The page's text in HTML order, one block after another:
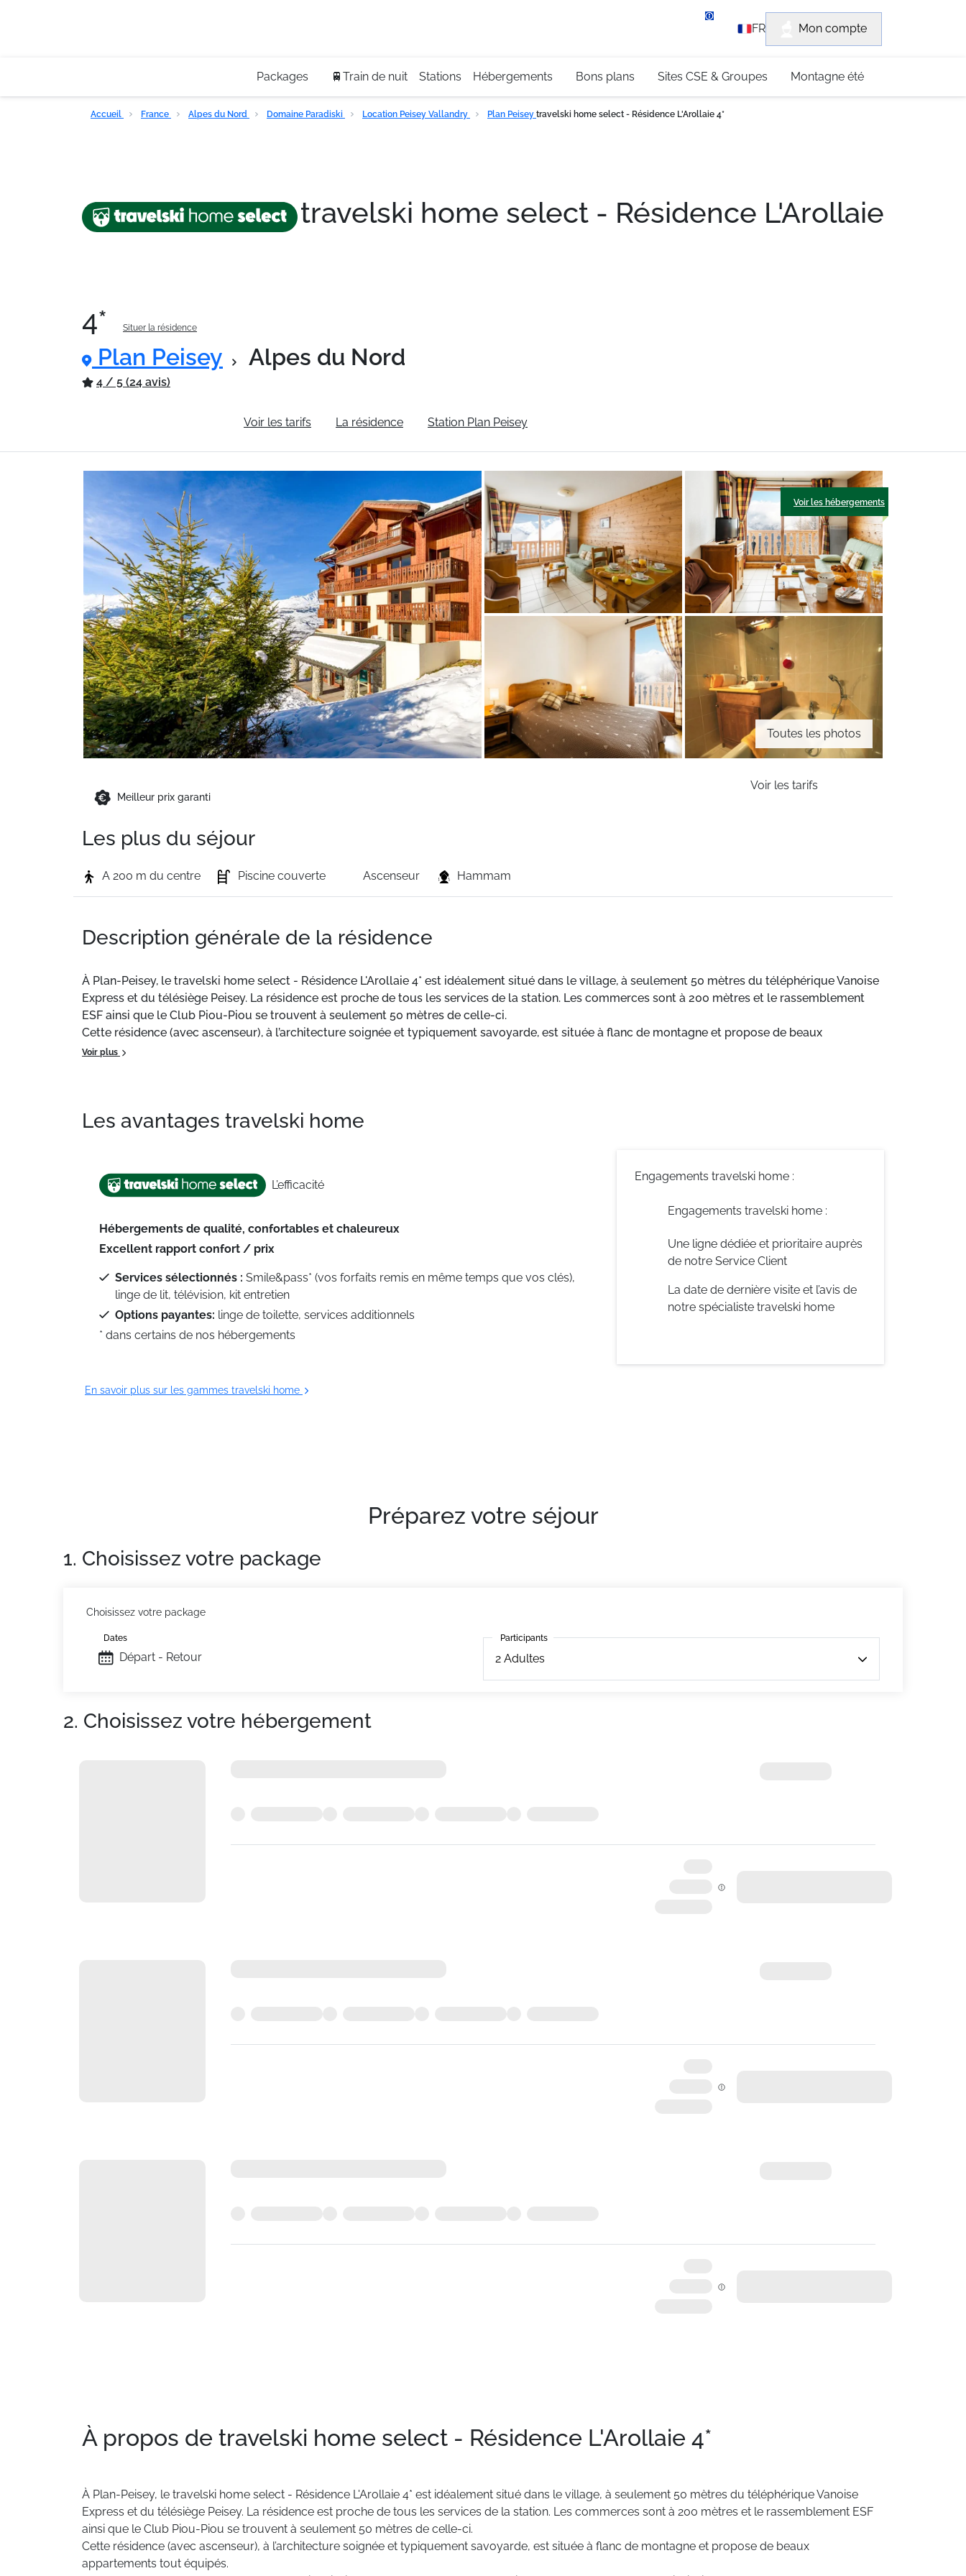
+33 (0)4 79 96 30 69
FR Mon compte
Packages 🚆Train de nuit Stations Hébergements Bons plans Sites CSE & Groupes Montagne été
Accueil France Alpes du Nord Domaine Paradiski Location Peisey Vallandry Plan Peisey travelski home select - Résidence L'Arollaie 4*
travelski home select - Résidence L'Arollaie
4* Situer la résidence
Plan Peisey Alpes du Nord
4 / 5 (24 avis)
Voir les tarifs La résidence Station Plan Peisey
Toutes les photos
Voir les hébergements
Meilleur prix garanti
Voir les tarifs
Les plus du séjour
A 200 m du centre Piscine couverte Ascenseur Hammam
Description générale de la résidence
À Plan-Peisey, le travelski home select - Résidence L'Arollaie 4* est idéalement situé dans le village, à seulement 50 mètres du téléphérique Vanoise
Express et du télésiège Peisey. La résidence est proche de tous les services de la station. Les commerces sont à 200 mètres et le rassemblement
ESF ainsi que le Club Piou-Piou se trouvent à seulement 50 mètres de celle-ci.
Cette résidence (avec ascenseur), à l’architecture soignée et typiquement savoyarde, est située à flanc de montagne et propose de beaux
appartements tout équipés.
Voir plus
Les avantages travelski home
L’efficacité
Hébergements de qualité, confortables et chaleureux
Excellent rapport confort / prix
Services sélectionnés : Smile&pass* (vos forfaits remis en même temps que vos clés),
linge de lit, télévision, kit entretien
Options payantes: linge de toilette, services additionnels
* dans certains de nos hébergements
Engagements travelski home :
Engagements travelski home :
Une ligne dédiée et prioritaire auprès
de notre Service Client
La date de dernière visite et l’avis de
notre spécialiste travelski home
En savoir plus sur les gammes travelski home
Préparez votre séjour
1. Choisissez votre package
Choisissez votre package
Départ - Retour
Dates Participants
2 Adultes
Participants
2. Choisissez votre hébergement
À propos de travelski home select - Résidence L'Arollaie 4*
À Plan-Peisey, le travelski home select - Résidence L'Arollaie 4* est idéalement situé dans le village, à seulement 50 mètres du téléphériqueVanoise
Express et du télésiège Peisey. La résidence est proche de tous les services de la station. Les commerces sont à 200 mètres et le rassemblement ESF
ainsi que le Club Piou-Piou se trouvent à seulement 50 mètres de celle-ci.
Cette résidence (avec ascenseur), à l’architecture soignée et typiquement savoyarde, est située à flanc de montagne et propose de beaux
appartements tout équipés.